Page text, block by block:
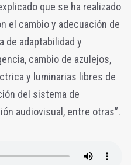
que se ha realizado
el cambio y adecuación de
de adaptabilidad y
cambio de azulejos,
y luminarias libres de
del sistema de
audiovisual, entre otras”.